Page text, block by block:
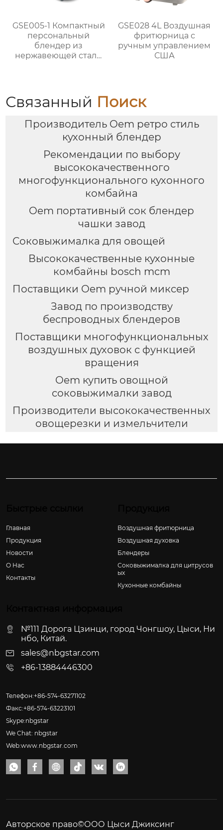
GSE005-1 Компактный
персональный
блендер из
нержавеющей стали
GSE028 4L Воздушная
фритюрница с
ручным управлением
США
Связанный Поиск
Производитель Oem ретро стиль
кухонный блендер
Рекомендации по выбору
высококачественного
многофункционального кухонного
комбайна
Oem портативный сок блендер
чашки завод
Соковыжималка для овощей
Высококачественные кухонные
комбайны bosch mcm
Поставщики Oem ручной миксер
Завод по производству
беспроводных блендеров
Поставщики многофункциональных
воздушных духовок с функцией
вращения
Oem купить овощной
соковыжималки завод
Производители высококачественных
овощерезки и измельчители
Главная
Продукция
Новости
О Hас
Контакты
Воздушная фритюрница
Воздушная духовка
Блендеры
Соковыжималка для цитрусов
ых
Кухонные комбайны
№111 Дорога Цзинци, город Чонгшоу, Цыси, Ни
нбо, Китай.
sales@nbgstar.com
+86-13884446300
Телефон:+86-574-63271102
Факс:+86-574-63223101
Skype:nbgstar
We Chat: nbgstar
Web:www.nbgstar.com
     
Авторское право©ООО Цыси Джиксинг